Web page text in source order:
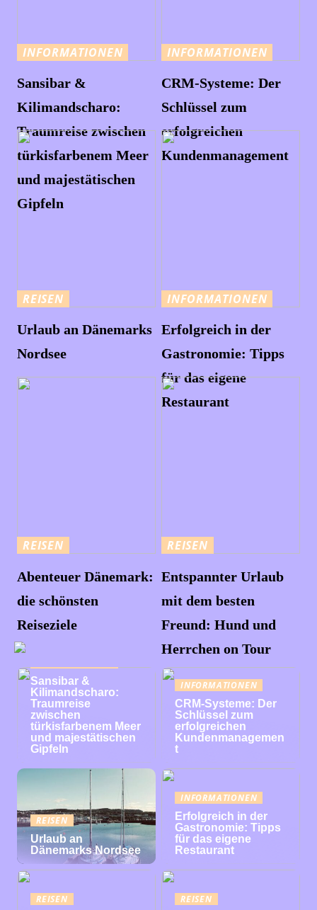
INFORMATIONEN
Sansibar &
Kilimandscharo:
Traumreise zwischen
türkisfarbenem Meer
und majestätischen
Gipfeln
INFORMATIONEN
CRM-Systeme: Der
Schlüssel zum
erfolgreichen
Kundenmanagement
REISEN
Urlaub an Dänemarks
Nordsee
INFORMATIONEN
Erfolgreich in der
Gastronomie: Tipps
für das eigene
Restaurant
REISEN
Abenteuer Dänemark:
die schönsten
Reiseziele
REISEN
Entspannter Urlaub
mit dem besten
Freund: Hund und
Herrchen on Tour
Sansibar &
Kilimandscharo:
Traumreise
zwischen
türkisfarbenem Meer
und majestätischen
Gipfeln
INFORMATIONEN
CRM-Systeme: Der
Schlüssel zum
erfolgreichen
Kundenmanagemen
t
REISEN
Urlaub an
Dänemarks Nordsee
INFORMATIONEN
Erfolgreich in der
Gastronomie: Tipps
für das eigene
Restaurant
REISEN REISEN